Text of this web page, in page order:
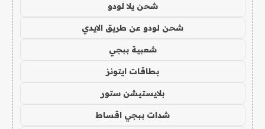
شحن يلا لودو
شحن لودو عن طريق الايدي
شعبية ببجي
بطاقات ايتونز
بلايستيشن ستور
شدات ببجي اقساط